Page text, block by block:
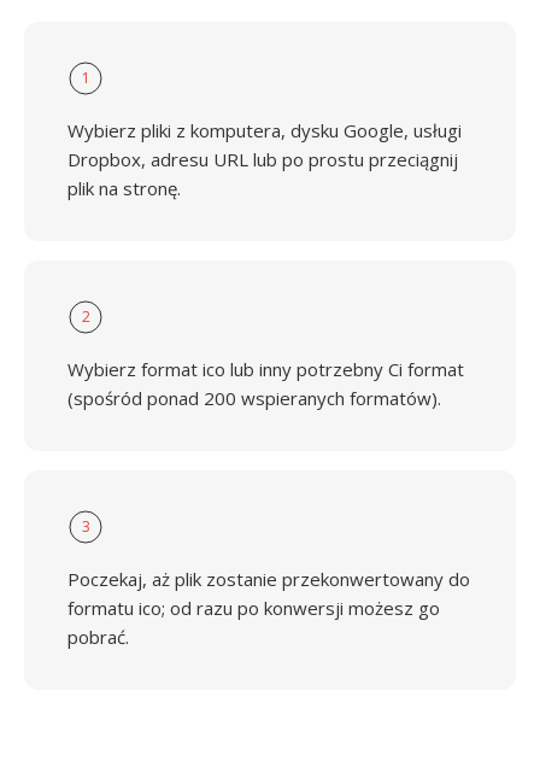
1
Wybierz pliki z komputera, dysku Google, usługi
Dropbox, adresu URL lub po prostu przeciągnij
plik na stronę.
2
Wybierz format ico lub inny potrzebny Ci format
(spośród ponad 200 wspieranych formatów).
3
Poczekaj, aż plik zostanie przekonwertowany do
formatu ico; od razu po konwersji możesz go
pobrać.